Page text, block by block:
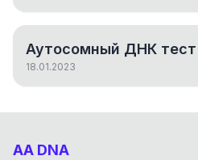
Аутосомный ДНК тест
18.01.2023
AA DNA